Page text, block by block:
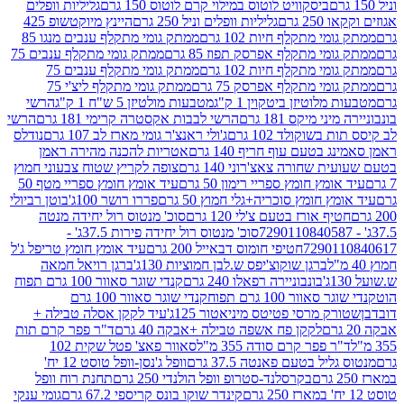
ביסקוויט לוטוס במילוי קרם לוטוס 150 גרם
גליליות וופלים
גרם
גליליות וופלים וניל 250 גרם
היינץ מיוקטשופ 425
מתקלף חיות 102 גרם
ממתק גומי מתקלף ענבים מנגו 85
מתקלף אפרסק תפוז 85 גרם
ממתק גומי מתקלף ענבים 75
מתקלף חיות 102 גרם
ממתק גומי מתקלף ענבים 75
מתקלף אפרסק 75 גרם
ממתק גומי מתקלף ליצ'י 75
ביטקוין 1 ק"ג
מטבעות מולטיזן 5 ש"ח 1 ק"ג
הרשי
מיקס 181 גרם
הרשי לבבות אקסטרה קרימי 181 גרם
הרשי
102 גרם
ג'ולי ראנצ'ר גומי מארז לב 107 גרם
נודלס
עוף חריף 140 גרם
אטריות להכנה מהירה ראמן
שחורה צאצ'רוני 140 גרם
צופה לקריץ שטוח צבעוני חמוץ
חומץ ספריי רימון 50 גרם
עיד אומץ חומץ ספריי מטף 50
חומץ סוכריה+גלי חמוץ 50 גרם
פררו רושר 100ג'
בוטן רביולי
אורז בטעם צ'לי 120 גרם
סוכ' מנטוס רול יחידה מנטה
סוכ' מנטוס רול יחידה פירות 37.5ג' -
חטיפי חומוס דבאייל 200 גרם
עיד אומץ חומץ טריפל ג'ל
ברגן שוקוצ'יפס ש.לבן חמוציות 130ג'
ברגן רויאל חמאה
בונבוניירה רפאלו 240 גרם
קנדי שוגר סאוור 100 גרם תפוח
100 גרם תפוח
קנדי שוגר סאוור 100 גרם
מרסי פטיטס מיניאטור 125ג'
עיד לקקן אסלה טבילה +
לקקן פח אשפה טבילה +אבקה 40 גרם
ד"ר פפר קרם תות
פפר קרם סודה 355 מ"ל
סאוור פאצ' פטל שקית 102
בטעם פאנטה 37.5 גרם
וופל ג'נסן-וופל טוסט 12 יח'
בקרסלנד-סטרופ וופל הולנדי 250 גרם
תחנת רוח וופל
קינדר שוקו בונס קריספי 67.2 גרם
גומי ענקי